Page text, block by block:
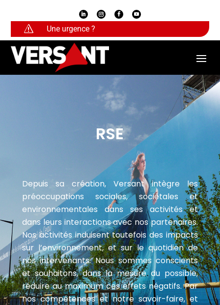
s Une urgence ?
RSE
Depuis sa création, Versant intègre les
préoccupations sociales, sociétales et
environnementales dans ses activités et
dans leurs interactions avec nos partenaires.
Nos activités induisent toutefois des impacts
sur l’environnement, et sur le quotidien de
nos intervenants. Nous sommes conscients
et souhaitons, dans la mesure du possible,
réduire au maximum ces effets négatifs. Par
nos compétences et notre savoir-faire, et